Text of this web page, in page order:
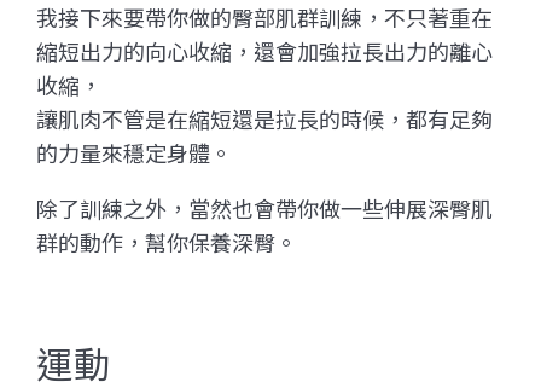
我接下來要帶你做的臀部肌群訓練，不只著重在
縮短出力的向心收縮，還會加強拉長出力的離心
收縮，
讓肌肉不管是在縮短還是拉長的時候，都有足夠
的力量來穩定身體。
除了訓練之外，當然也會帶你做一些伸展深臀肌
群的動作，幫你保養深臀。
運動